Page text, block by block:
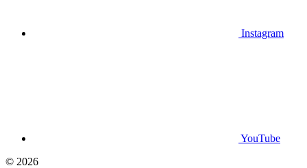
Instagram
YouTube
© 2026